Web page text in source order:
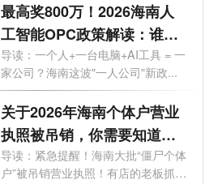
最高奖800万！2026海南人
工智能OPC政策解读：谁可
以拿、能拿多少、怎么落
地？一文了解！
导读：一个人+一台电脑+AI工具 = 一
家公司？海南这波"一人公司"新政...
关于2026年海南个体户营业
执照被吊销，你需要知道的
10大问题
导读：紧急提醒！海南大批“僵尸个体
户”被吊销营业执照！有店的老板抓